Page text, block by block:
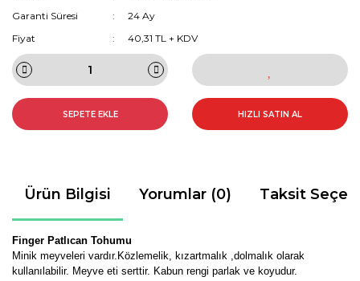
Garanti Süresi
24 Ay
Fiyat
40,31 TL + KDV
SEPETE EKLE HIZLI SATIN AL
Ürün Bilgisi Yorumlar (0) Taksit
Finger Patlıcan Tohumu
Minik meyveleri vardır.Közlemelik, kızartmalık ,dolmalık olarak
kullanılabilir. Meyve eti serttir. Kabun rengi parlak ve koyudur.